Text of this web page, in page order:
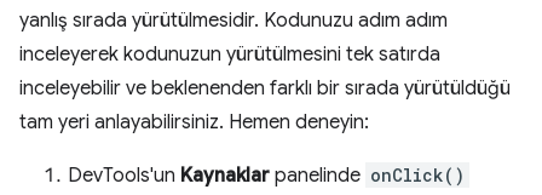
yanlış sırada yürütülmesidir. Kodunuzu adım adım
inceleyerek kodunuzun yürütülmesini tek satırda
inceleyebilir ve beklenenden farklı bir sırada yürütüldüğü
tam yeri anlayabilirsiniz. Hemen deneyin:
DevTools'un Kaynaklar panelinde onClick()